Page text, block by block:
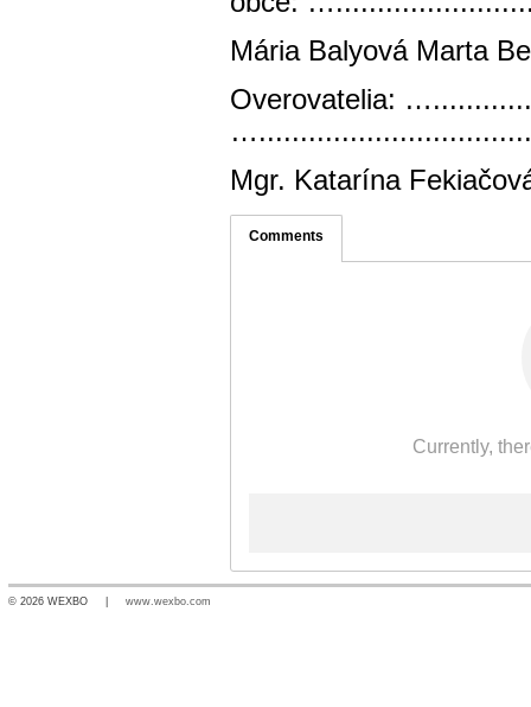
Mária Balyová Marta
Overovatelia:
Mgr. Katarína
Comments
Currently,
© 2026 WEXBO | www.wexbo.com